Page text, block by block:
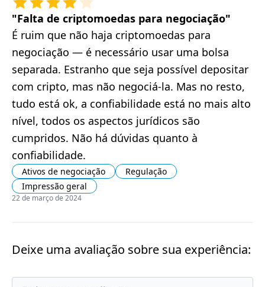
" Falta de criptomoedas para negociação"
É ruim que não haja criptomoedas para
negociação — é necessário usar uma bolsa
separada. Estranho que seja possível depositar
com cripto, mas não negociá-la. Mas no resto,
tudo está ok, a confiabilidade está no mais alto
nível, todos os aspectos jurídicos são
cumpridos. Não há dúvidas quanto à
confiabilidade.
Ativos de negociação
Regulação
Impressão geral
22 de março de 2024
Deixe uma avaliação sobre sua experiência: